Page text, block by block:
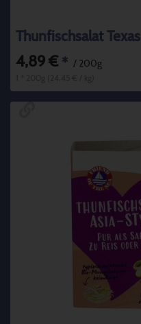
Thunfischsalat Texas
4,89 € * / 200g